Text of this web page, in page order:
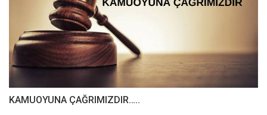
​​​​​​​KAMUOYUNA ÇAĞRIMIZDIR…..